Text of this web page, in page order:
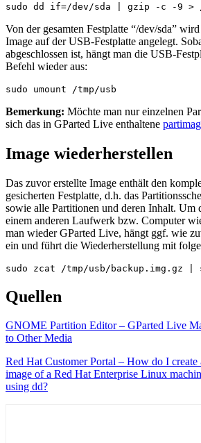
sudo dd if=/dev/sda | gzip -c -9 > /
Von der gesamten Festplatte “/dev/sda”
Image auf der USB-Festplatte angelegt.
abgeschlossen ist, hängt man die USB-
Befehl wieder aus:
sudo umount /tmp/usb
Bemerkung: Möchte man nur einzelnen
sich das in GParted Live enthaltene
Image wiederherstellen
Das zuvor erstellte Image enthält den
gesicherten Festplatte, d.h. das
sowie alle Partitionen und deren Inhalt. Um
einem anderen Laufwerk bzw. Computer
man wieder GParted Live, hängt ggf. wie
ein und führt die Wiederherstellung mit
sudo zcat /tmp/usb/backup.img.gz |
Quellen
GNOME Partition Editor – GParted Live
to Other Media
Red Hat Customer Portal – How do I create
image of a Red Hat Enterprise Linux
using dd?